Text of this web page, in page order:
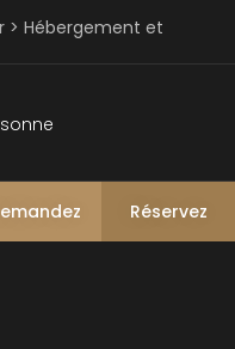
Réservez
> Hébergement et